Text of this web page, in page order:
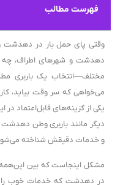
فهرست مطالب
وقتی پای حمل بار در
دهدشت و شهرهای اطراف، چه
مختلف—انتخاب یک باربری
می‌خواهی که سر وقت بیاید،
یکی از گزینه‌های قابل‌اعتماد در
دیگر مانند باربری وطن
و خدمات دقیقش شناخته
مشکل اینجاست که بین این‌همه
در دهدشت که خدمات خوب را